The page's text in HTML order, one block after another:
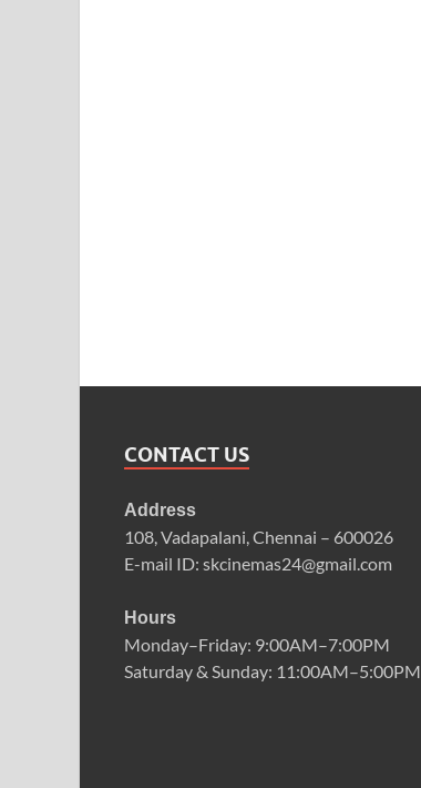
CONTACT US
Address
108, Vadapalani, Chennai – 600026
E-mail ID: skcinemas24@gmail.com
Hours
Monday–Friday: 9:00AM–7:00PM
Saturday & Sunday: 11:00AM–5:00PM